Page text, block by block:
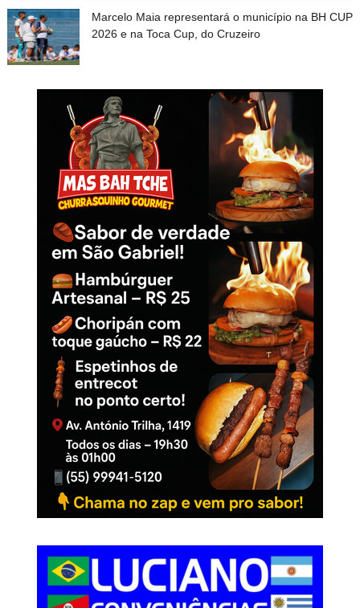
Marcelo Maia representará o município na BH CUP
2026 e na Toca Cup, do Cruzeiro